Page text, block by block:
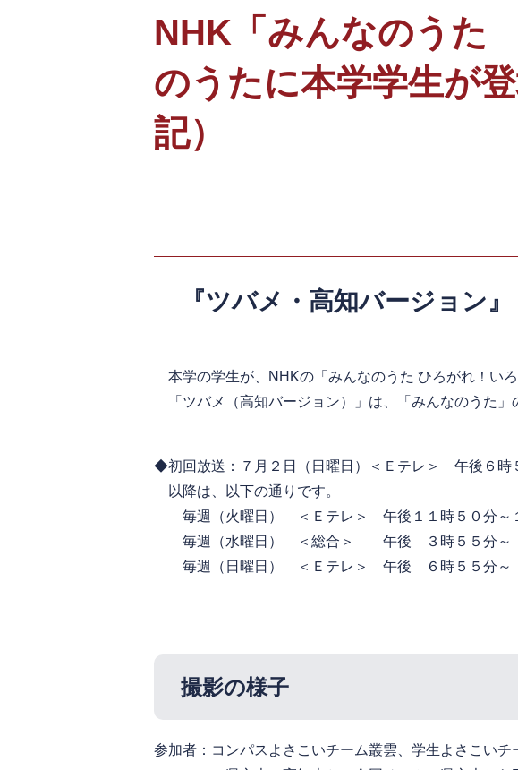
NHK「みんなのうた
のうたに本学学生が
記）
『ツバメ・高知バージョン』
本学の学生が、NHKの「みんなのうた ひろがれ！い
「ツバメ（高知バージョン）」は、「みんなのうた」
◆初回放送：７月２日（日曜日）＜Ｅテレ＞ 午後６時
以降は、以下の通りです。
毎週（火曜日） ＜Ｅテレ＞ 午後１１時５０分～
毎週（水曜日） ＜総合＞ 午後 ３時５５分～
毎週（日曜日） ＜Ｅテレ＞ 午後 ６時５５分～
撮影の様子
参加者：コンパスよさこいチーム叢雲、学生よさこいチ